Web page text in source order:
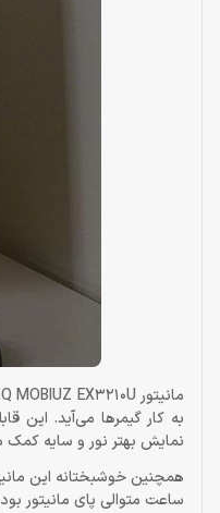
نمایش بهتر نور و سایه کمک
ساعت متوالی پای مانیتور